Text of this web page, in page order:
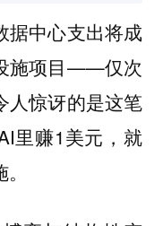
据中心支出将成
施项目——仅次
人惊讶的是这笔
里赚1美元，就